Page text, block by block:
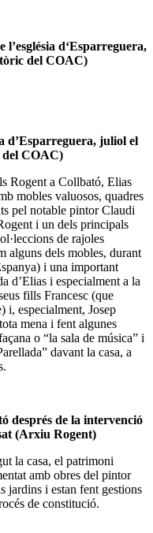
d‘Esparreguera,
del COAC)
d’Esparreguera, juliol el
COAC)
Rogent a Collbató, Elias
mobles valuosos, quadres
pel notable pintor Claudi
i un dels principals
de rajoles
alguns dels mobles, durant
i una important
d’Elias i especialment a la
fills Francesc (que
i, especialment, Josep
mena i fent algunes
o “la sala de música” i
davant la casa, a
després de la intervenció
(Arxiu Rogent)
la casa, el patrimoni
amb obres del pintor
jardins i estan fent gestions
de constitució.